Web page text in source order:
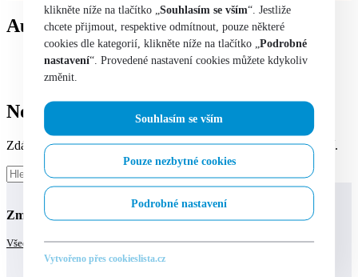
Author - Jiří Nachtigal
Home
Jiří Nachtigal
Nothing Found
Zdá se, že nemůžeme najít to, co hledáte. Možná pomůže hledání.
Zmínili se o nás:
Všechny tiskové zprávy
klikněte níže na tlačítko „Souhlasím se vším“. Jestliže
chcete přijmout, respektive odmítnout, pouze některé
cookies dle kategorií, klikněte níže na tlačítko „Podrobné
nastavení“. Provedené nastavení cookies můžete kdykoliv
změnit.
Souhlasím se vším
Pouze nezbytné cookies
Podrobné nastavení
Vytvořeno přes cookieslista.cz